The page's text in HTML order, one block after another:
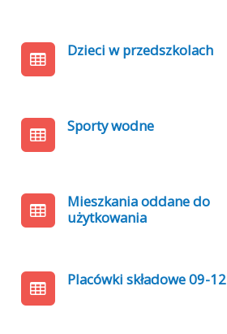
Dzieci w przedszkolach
Sporty wodne
Mieszkania oddane do
użytkowania
Placówki składowe 09-12